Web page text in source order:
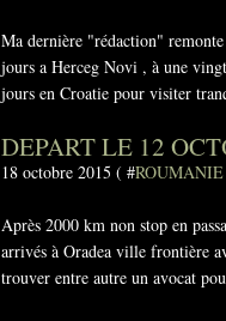
Ma dernière "rédaction"
jours a Herceg Novi , à une
jours en Croatie pour visiter
DEPART LE 12
18 octobre 2015 ( #ROUMANIE
Après 2000 km non stop en
arrivés à Oradea ville frontière
trouver entre autre un avocat